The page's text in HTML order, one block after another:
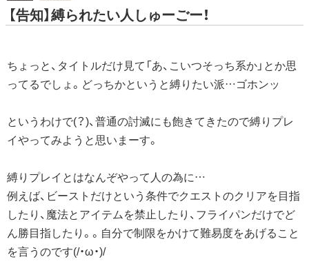
【告知】縛られたい人しゅーごー！
ちょっと、タイトルだけ見て「あ、こいつそっち系か」とか思
ってるでしょ。どっちかというと縛りたい派…ゴホンッ
というわけで(？)、普通の討滅にも飽きてきたので縛りプレ
イやってみようと思いまーす。
縛りプレイとはなんぞやって人の為に…
例えば、ビーストだけという条件でクエストのクリアを目指
したり、魔法とアイテムを禁止したり、フライパンだけでど
ん勝目指したり。。自分で制限をかけて難易度をあげること
を言うのです(/・ω・)/